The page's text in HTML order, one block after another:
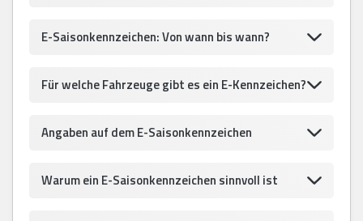
E-Saisonkennzeichen: Von wann bis wann?
Für welche Fahrzeuge gibt es ein E-Kennzeichen?
Angaben auf dem E-Saisonkennzeichen
Warum ein E-Saisonkennzeichen sinnvoll ist